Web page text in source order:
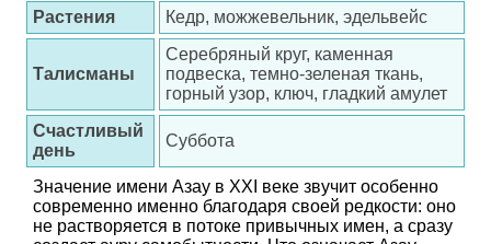
Растения
Кедр, можжевельник, эдельвейс
Талисманы
Серебряный круг, каменная
подвеска, темно-зеленая ткань,
горный узор, ключ, гладкий амулет
Счастливый
день
Суббота
Значение имени Азау в XXI веке звучит особенно
современно именно благодаря своей редкости: оно
не растворяется в потоке привычных имен, а сразу